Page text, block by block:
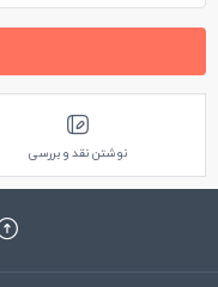
نوشتن نقد و بررسی